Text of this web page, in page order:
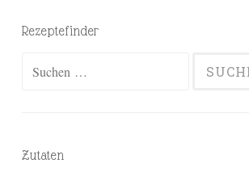
Rezeptefinder
Zutaten